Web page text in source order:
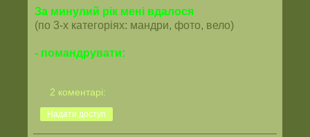
За минулий рік мені вдалося
(по 3-х категоріях: мандри, фото, вело)
- помандрувати:
2 коментарі:
Надати доступ